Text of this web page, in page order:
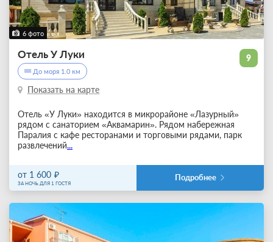
6 фото
9
Отель У Луки
До моря 1.0 км
Показать на карте
Отель «У Луки» находится в микрорайоне «Лазурный»
рядом с санаторием «Аквамарин». Рядом набережная
Паралия с кафе ресторанами и торговыми рядами, парк
развлечений...
от 1 600
ЗА НОЧЬ ДЛЯ 1 ГОСТЯ
Подробнее